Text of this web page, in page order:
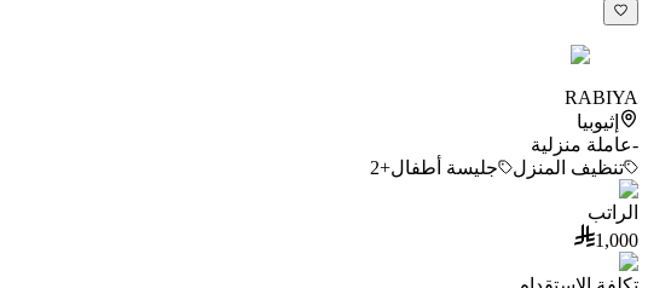
RABIYA
إثيوبيا
-عاملة منزلية
تنظيف المنزل
جليسة أطفال+2
الراتب
1,000